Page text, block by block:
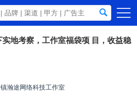
地考察，工作室福袋项 目，收益稳
瀚途网络科技工作室